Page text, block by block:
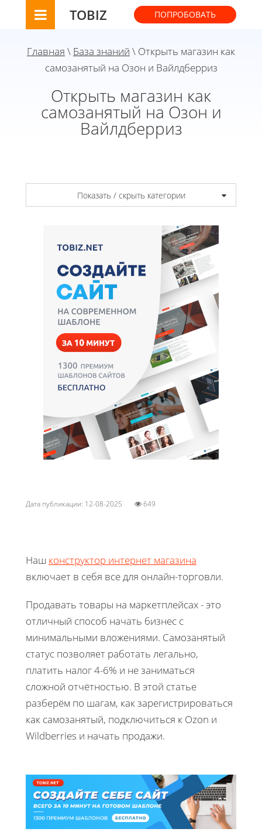
TOBIZ ПОПРОБОВАТЬ
Главная \ База знаний \ Открыть магазин как
самозанятый на Озон и Вайлдберриз
Открыть магазин как
самозанятый на Озон и
Вайлдберриз
Показать / скрыть категории
Дата публикации: 12-08-2025 649
Наш конструктор интернет магазина
включает в себя все для онлайн-торговли.
Продавать товары на маркетплейсах - это
отличный способ начать бизнес с
минимальными вложениями. Самозанятый
статус позволяет работать легально,
платить налог 4-6% и не заниматься
сложной отчётностью. В этой статье
разберём по шагам, как зарегистрироваться
как самозанятый, подключиться к Ozon и
Wildberries и начать продажи.